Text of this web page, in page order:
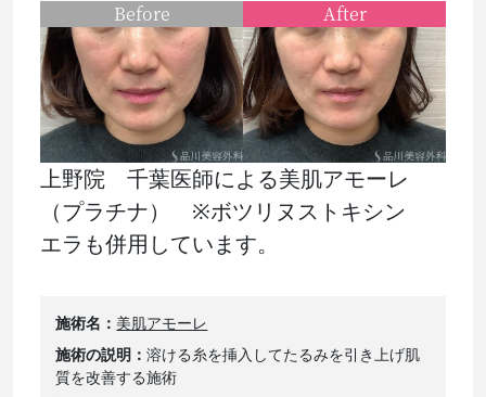
上野院 千葉医師による美肌アモーレ
（プラチナ） ※ボツリヌストキシン
エラも併用しています。
施術名
美肌アモーレ
施術の説明
溶ける糸を挿入してたるみを引き上げ肌
質を改善する施術
Before After